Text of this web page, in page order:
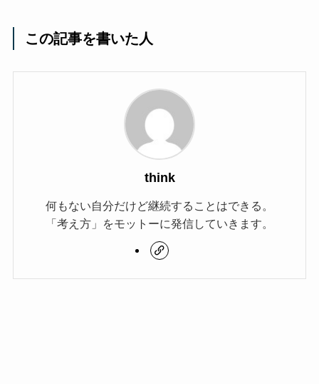
この記事を書いた人
think
何もない自分だけど継続することはできる。
「考え方」をモットーに発信していきます。